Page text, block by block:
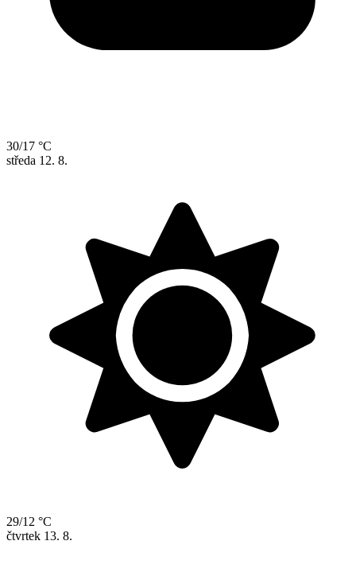
30/17 °C
středa 12. 8.
29/12 °C
čtvrtek 13. 8.